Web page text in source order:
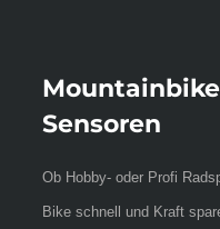
Sensoren
Ob Hobby- oder Profi
Bike schnell und Kraft